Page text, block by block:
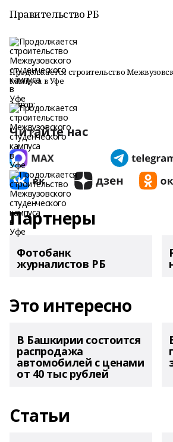
Правительство РБ
Продолжается строительство
кампуса в Уфе
Автор:
Читайте нас
Партнеры
Фотобанк
журналистов РБ
Это интересно
В Башкирии состоится
распродажа
автомобилей с ценами
от 40 тыс рублей
Статьи